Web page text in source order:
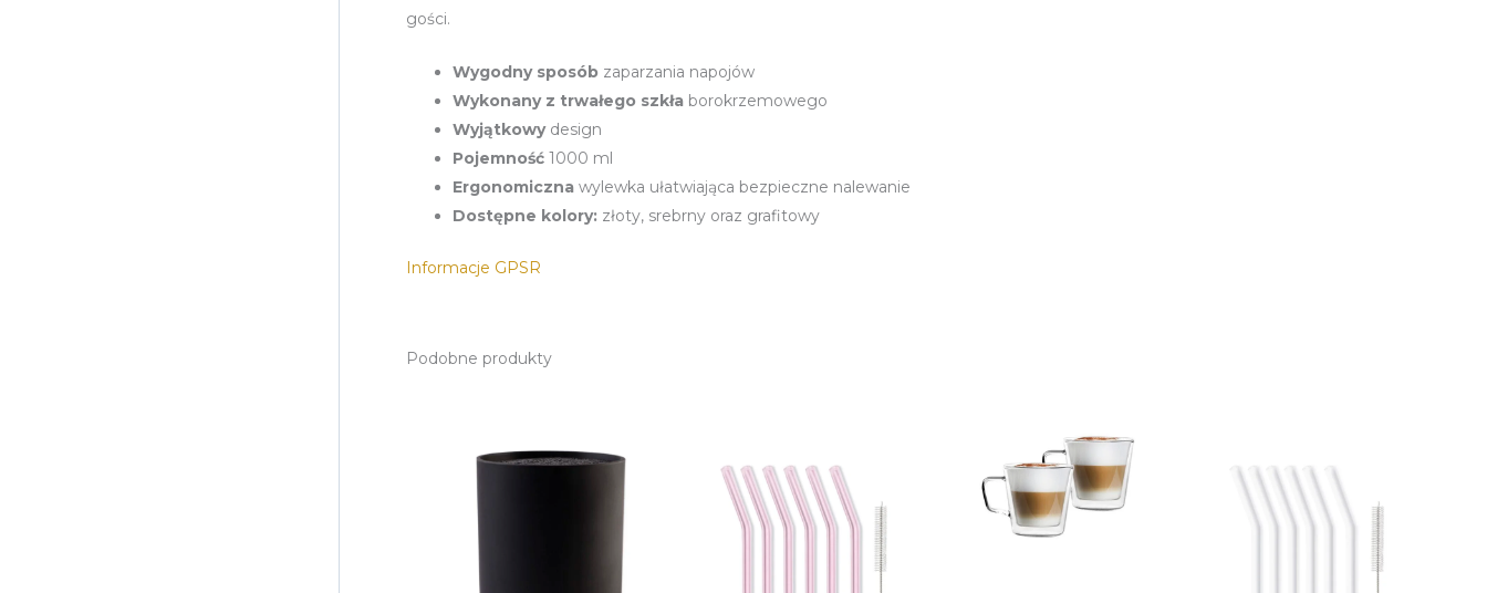
gości.
Wygodny sposób zaparzania napojów
Wykonany z trwałego szkłaborokrzemowego
Wyjątkowy design
Pojemność1000 ml
Ergonomicznawylewka ułatwiająca bezpieczne nalewanie
Dostępne kolory: złoty, srebrny oraz grafitowy
Informacje GPSR
Podobne produkty